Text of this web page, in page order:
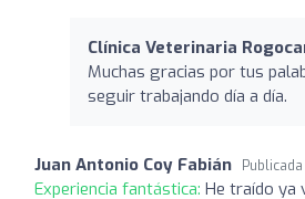
Clínica Veterinaria
Muchas gracias por tus
seguir trabajando día a día.
Juan Antonio Coy Fabián
Experiencia fantástica: He traído ya